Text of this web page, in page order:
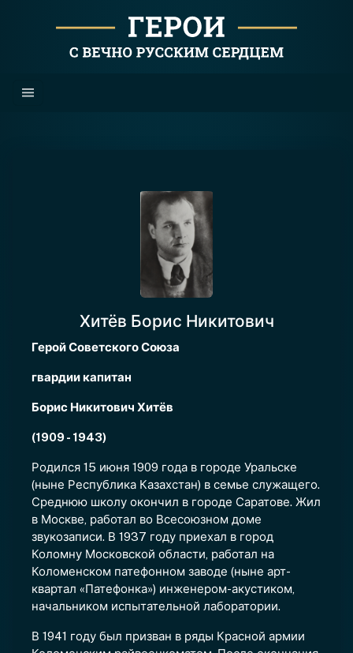
Хитёв Борис Никитович
Герой Советского Союза
гвардии капитан
Борис Никитович Хитёв
(1909 - 1943)
Родился 15 июня 1909 года в городе Уральске
(ныне Республика Казахстан) в семье служащего.
Среднюю школу окончил в городе Саратове. Жил
в Москве, работал во Всесоюзном доме
звукозаписи. В 1937 году приехал в город
Коломну Московской области, работал на
Коломенском патефонном заводе (ныне арт-
квартал «Патефонка») инженером-акустиком,
начальником испытательной лаборатории.
В 1941 году был призван в ряды Красной армии